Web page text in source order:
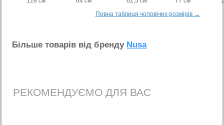
Повна таблиця чоловічих розмірів →
Бiльше товарiв вiд бренду Nusa
РЕКОМЕНДУЄМО ДЛЯ ВАС